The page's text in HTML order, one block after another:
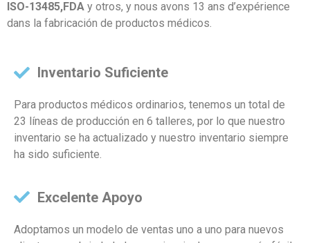
ISO-13485,FDA y otros, y nous avons 13 ans d’expérience
dans la fabricación de productos médicos.
Inventario Suficiente
Para productos médicos ordinarios, tenemos un total de
23 líneas de producción en 6 talleres, por lo que nuestro
inventario se ha actualizado y nuestro inventario siempre
ha sido suficiente.
Excelente Apoyo
Adoptamos un modelo de ventas uno a uno para nuevos